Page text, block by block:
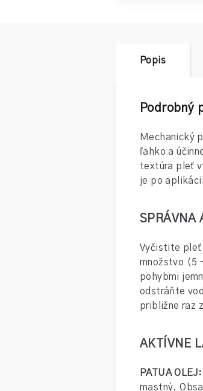
Popis
Podrobný
Mechanický
ľahko a
textúra pleť
je po
SPRÁVNA
Vyčistite pleť
množstvo (5
pohybmi
odstráňte
približne raz
AKTÍVNE
PATUA OLEJ:
mastný.